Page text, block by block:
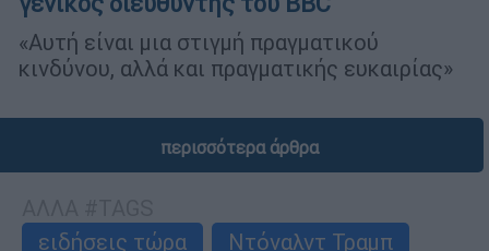
«Αυτή είναι μια στιγμή πραγματικού
κινδύνου, αλλά και πραγματικής ευκαιρίας»
περισσότερα άρθρα
ειδήσεις τώρα
Ντόναλντ Τραμπ